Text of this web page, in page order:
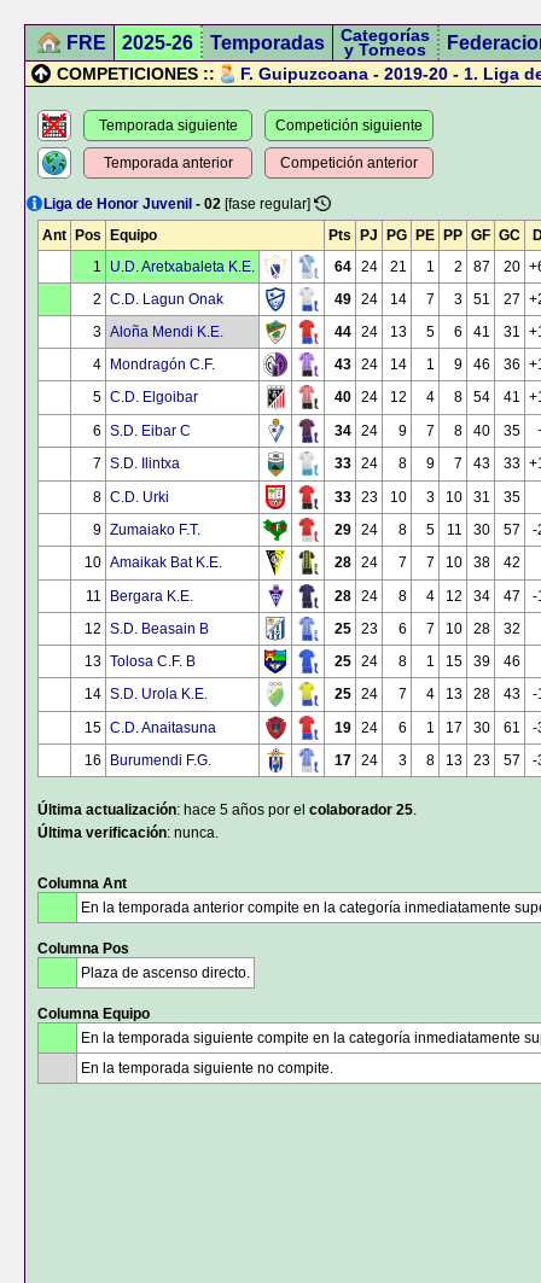
FRE 2025-26 Temporadas Categorías
y Torneos
COMPETICIONES :: F. Guipuzcoana - 2019-20 - 1. Liga
Temporada siguiente
Temporada anterior
Competición siguiente
Competición anterior
Liga de Honor Juvenil - 02 [fase regular]
Ant
Pos Equipo Pts PJ PG PE PP GF GC
1
U.D. Aretxabaleta K.E. 64 24 21 1 2 87 20
2 C.D. Lagun Onak 49 24 14 7 3 51 27
3 Aloña Mendi K.E. 44 24 13 5 6 41 31
4
Mondragón C.F. 43 24 14 1 9 46 36
5 C.D. Elgoibar 40 24 12 4 8 54 41
6 S.D. Eibar C 34 24 9 7 8 40 35
7 S.D. Ilintxa 33 24 8 9 7 43 33
8 C.D. Urki 33 23 10 3 10 31
35
9 Zumaiako F.T. 29 24 8 5 11 30 57
-
10 Amaikak Bat K.E. 28 24 7 7 10 38
42
11
Bergara K.E. 28 24 8 4 12 34 47
-
12 S.D. Beasain B 25 23 6 7 10 28
32
13 Tolosa C.F. B 25 24 8 1 15 39
46
14 S.D. Urola K.E. 25 24 7 4 13 28 43
-
15 C.D. Anaitasuna 19 24 6 1 17 30 61
-
16
Burumendi F.G. 17 24 3 8 13 23 57 -
Última actualización: hace 5 años por el colaborador 25.
Última verificación: nunca.
Columna Ant
En la temporada anterior compite en la categoría inmediatamente
Columna Pos
Plaza de ascenso directo.
Columna Equipo
En la temporada siguiente compite en la categoría inmediatamente
En la temporada siguiente no compite.